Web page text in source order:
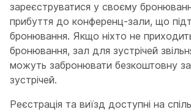
зареєструватися у своєму
прибуття до конференц-зали, що
бронювання. Якщо ніхто не
бронювання, зал для зустрічей
можуть забронювати безкоштовну
зустрічей.
Реєстрація та виїзд доступні на